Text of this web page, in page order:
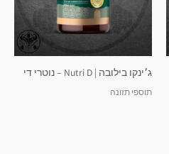
ג׳ינקו בילובה | Nutri D – נוטרי די
תוספי תזונה